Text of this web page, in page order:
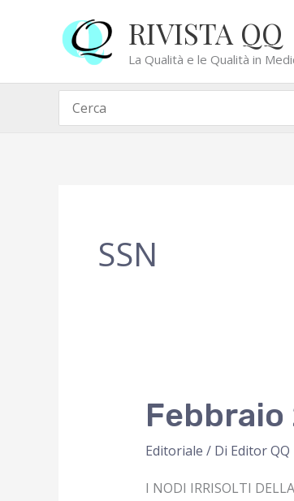
RIVISTA QQ
La Qualità e le Qualità in
Ricerca
per:
SSN
Febbraio
Editoriale / Di Editor QQ
I NODI IRRISOLTI